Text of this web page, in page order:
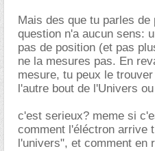
Mais des que tu parles
question n'a aucun sens:
pas de position (et pas
ne la mesures pas. En
mesure, tu peux le
l'autre bout de l'Univers
c'est serieux? meme si
comment l'éléctron arrive
l'univers", et comment en